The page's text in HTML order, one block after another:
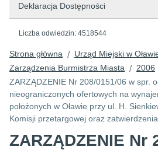
Deklaracja Dostępności
Liczba odwiedzin: 4518544
Strona główna / Urząd Miejski w
Zarządzenia Burmistrza Miasta / 2006
ZARZĄDZENIE Nr 208/0151/06 w spr.
nieograniczonych ofertowych na
położonych w Oławie przy ul. H.
Komisji przetargowej oraz
ZARZĄDZENIE Nr